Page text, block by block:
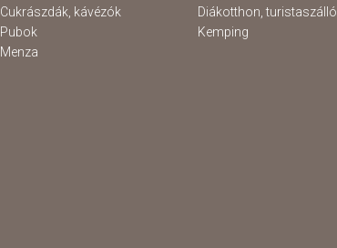
Cukrászdák, kávézók
Pubok
Menza
Diákotthon, turistaszálló
Kemping